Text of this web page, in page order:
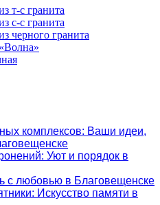
т-с гранита
с-с гранита
черного гранита
комплексов: Ваши идеи,
Уют и порядок в
с любовью в Благовещенске
Искусство памяти в